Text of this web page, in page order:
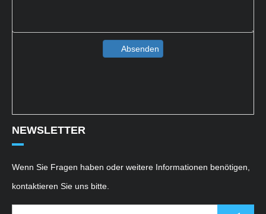
Absenden
NEWSLETTER
Wenn Sie Fragen haben oder weitere Informationen benötigen,
kontaktieren Sie uns bitte.